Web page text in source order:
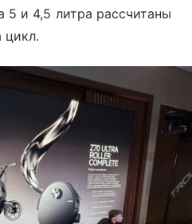
5 и 4,5 литра рассчитаны
цикл.